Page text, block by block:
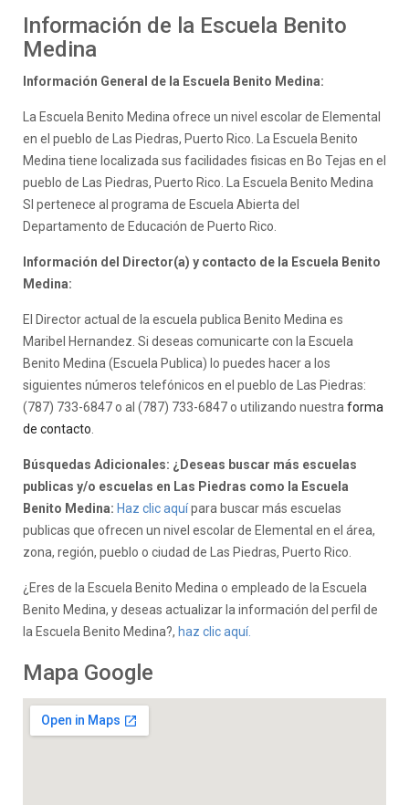
Información de la Escuela Benito
Medina
Información General de la Escuela Benito Medina:
La Escuela Benito Medina ofrece un nivel escolar de Elemental
en el pueblo de Las Piedras, Puerto Rico. La Escuela Benito
Medina tiene localizada sus facilidades fisicas en Bo Tejas en el
pueblo de Las Piedras, Puerto Rico. La Escuela Benito Medina
SI pertenece al programa de Escuela Abierta del
Departamento de Educación de Puerto Rico.
Información del Director(a) y contacto de la Escuela Benito
Medina:
El Director actual de la escuela publica Benito Medina es
Maribel Hernandez. Si deseas comunicarte con la Escuela
Benito Medina (Escuela Publica) lo puedes hacer a los
siguientes números telefónicos en el pueblo de Las Piedras:
(787) 733-6847 o al (787) 733-6847 o utilizando nuestra forma
de contacto
Búsquedas Adicionales: ¿Deseas buscar más escuelas
publicas y/o escuelas en Las Piedras como la Escuela
Benito Medina: Haz clic aquípara buscar más escuelas
publicas que ofrecen un nivel escolar de Elemental en el área,
zona, región, pueblo o ciudad de Las Piedras, Puerto Rico.
¿Eres de la Escuela Benito Medina o empleado de la Escuela
Benito Medina, y deseas actualizar la información del perfil de
la Escuela Benito Medina?, haz clic aquí.
Mapa Google